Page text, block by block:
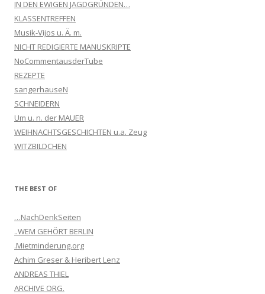
IN DEN EWIGEN JAGDGRÜNDEN…
KLASSENTREFFEN
Musik-Vijos u. Ä. m.
NICHT REDIGIERTE MANUSKRIPTE
NoCommentausderTube
REZEPTE
sangerhauseN
SCHNEIDERN
Um u. n. der MAUER
WEIHNACHTSGESCHICHTEN u.a. Zeug
WITZBILDCHEN
THE BEST OF
…NachDenkSeiten
..WEM GEHÖRT BERLIN
.Mietminderung.org
Achim Greser & Heribert Lenz
ANDREAS THIEL
ARCHIVE ORG.